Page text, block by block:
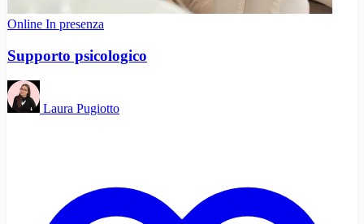
Online In presenza
Supporto psicologico
Laura Pugiotto